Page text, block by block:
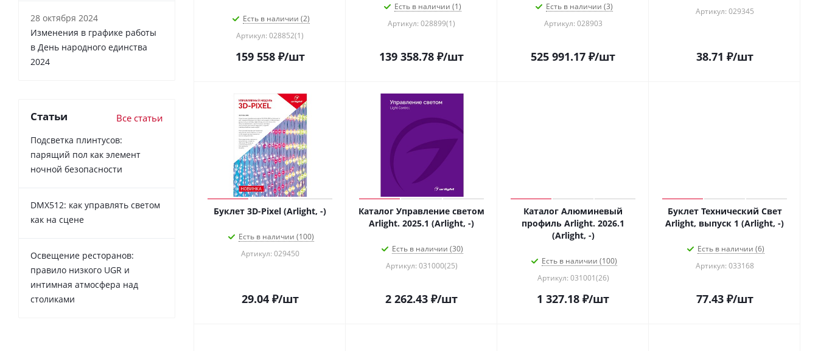
Есть в наличии (2)
Артикул: 028852(1)
159 558₽/шт
Есть в наличии (1)
Артикул: 028899(1)
139 358.78 ₽/шт
Есть в наличии (3)
Артикул: 028903
525 991.17 ₽/шт
Артикул: 029345
38.71 ₽/шт
Буклет 3D-Pixel (Arlight, -)
Есть в наличии (100)
Артикул: 029450
29.04₽/шт
Каталог Управление светом
Arlight. 2025.1 (Arlight, -)
Есть в наличии (30)
Артикул: 031000(25)
2 262.43 ₽/шт
Каталог Алюминевый
профиль Arlight. 2026.1
(Arlight, -)
Есть в наличии (100)
Артикул: 031001(26)
1 327.18 ₽/шт
Буклет Технический Свет
Arlight, выпуск 1 (Arlight, -)
Есть в наличии (6)
Артикул: 033168
77.43₽/шт
28 октября 2024
Изменения в графике работы
в День народного единства
2024
Статьи Все статьи
Подсветка плинтусов:
парящий пол как элемент
ночной безопасности
DMX512: как управлять светом
как на сцене
Освещение ресторанов:
правило низкого UGR и
интимная атмосфера над
столиками